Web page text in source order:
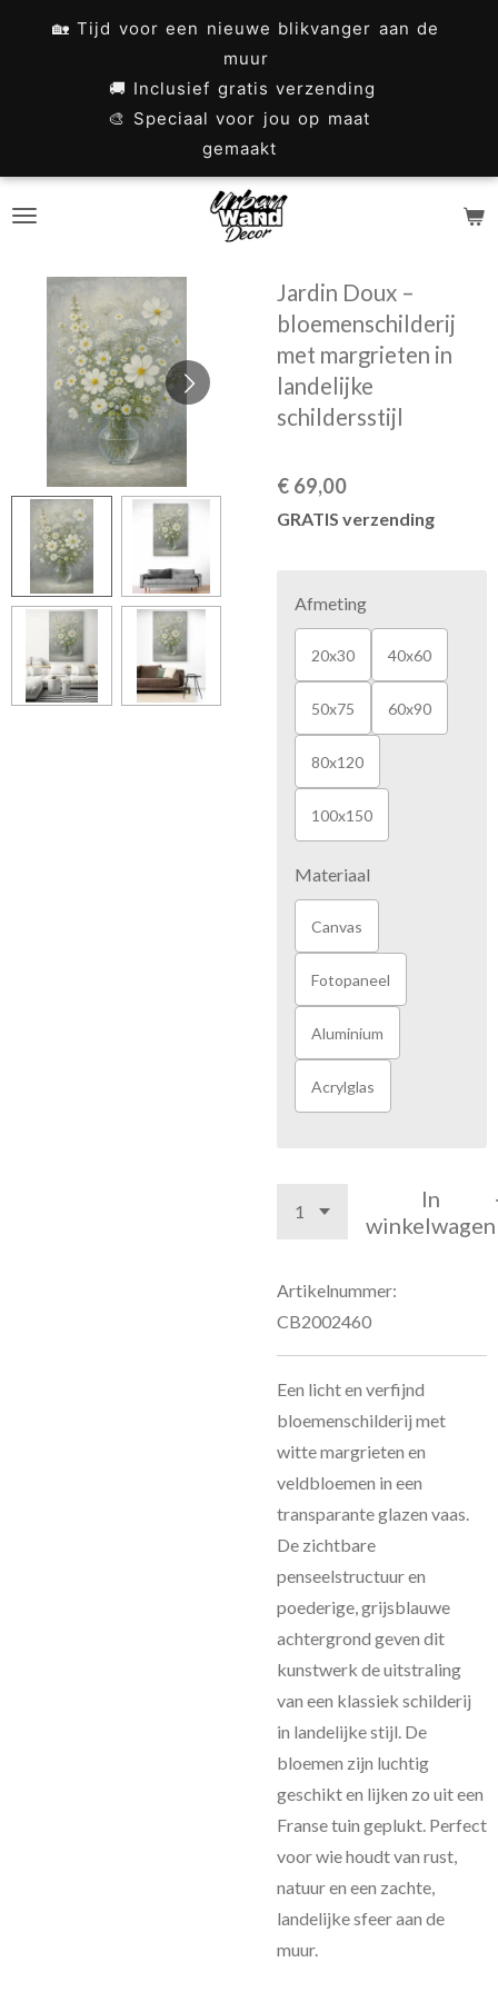
🏡 Tijd voor een nieuwe blikvanger aan de
muur
🚚 Inclusief gratis verzending
🎨 Speciaal voor jou op maat
gemaakt
Jardin Doux –
bloemenschilderij
met margrieten in
landelijke
schildersstijl
€ 69,00
GRATIS verzending
Afmeting
20x30 40x60
50x75 60x90
80x120
100x150
Materiaal
Canvas
Fotopaneel
Aluminium
Acrylglas
In
winkelwagen
Artikelnummer:
CB2002460
Een licht en verfijnd
bloemenschilderij met
witte margrieten en
veldbloemen in een
transparante glazen vaas.
De zichtbare
penseelstructuur en
poederige, grijsblauwe
achtergrond geven dit
kunstwerk de uitstraling
van een klassiek schilderij
in landelijke stijl. De
bloemen zijn luchtig
geschikt en lijken zo uit een
Franse tuin geplukt. Perfect
voor wie houdt van rust,
natuur en een zachte,
landelijke sfeer aan de
muur.